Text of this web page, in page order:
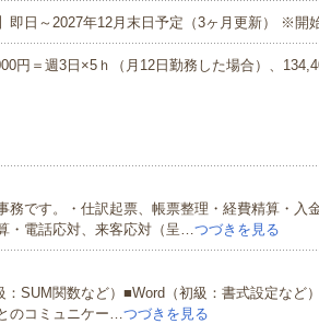
即日～2027年12月末日予定（3ヶ月更新） ※開
＝週3日×5ｈ（月12日勤務した場合）、
務です。・仕訳起票、帳票整理・経費精算・入
・電話応対、来客応対（呈…つづきを見る
SUM関数など）■Word（初級：書式設定など
のコミュニケー…つづきを見る